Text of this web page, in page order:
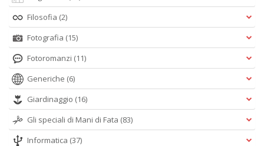
Filosofia (2)
Fotografia (15)
Fotoromanzi (11)
Generiche (6)
Giardinaggio (16)
Gli speciali di Mani di Fata (83)
Informatica (37)